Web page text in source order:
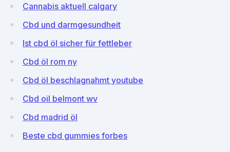
Cannabis aktuell calgary
Cbd und darmgesundheit
Ist cbd öl sicher für fettleber
Cbd öl rom ny
Cbd öl beschlagnahmt youtube
Cbd oil belmont wv
Cbd madrid öl
Beste cbd gummies forbes